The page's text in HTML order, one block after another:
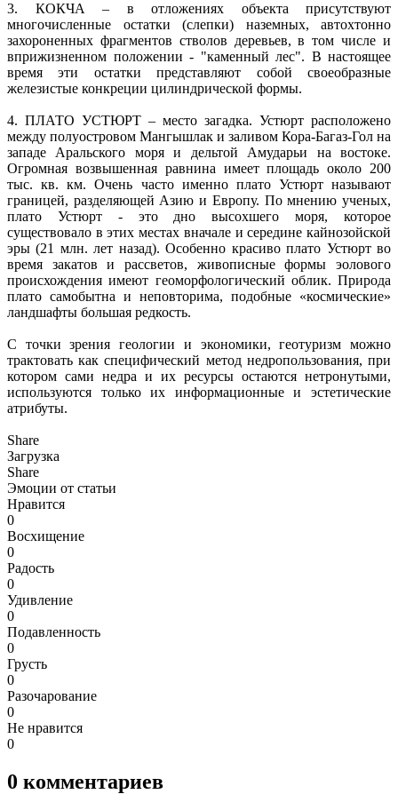
3. КОКЧА – в отложениях объекта присутствуют
многочисленные остатки (слепки) наземных, автохтонно
захороненных фрагментов стволов деревьев, в том числе и
вприжизненном положении - "каменный лес". В настоящее
время эти остатки представляют собой своеобразные
железистые конкреции цилиндрической формы.
4. ПЛАТО УСТЮРТ – место загадка. Устюрт расположено
между полуостровом Мангышлак и заливом Кора-Багаз-Гол на
западе Аральского моря и дельтой Амударьи на востоке.
Огромная возвышенная равнина имеет площадь около 200
тыс. кв. км. Очень часто именно плато Устюрт называют
границей, разделяющей Азию и Европу. По мнению ученых,
плато Устюрт - это дно высохшего моря, которое
существовало в этих местах вначале и середине кайнозойской
эры (21 млн. лет назад). Особенно красиво плато Устюрт во
время закатов и рассветов, живописные формы эолового
происхождения имеют геоморфологический облик. Природа
плато самобытна и неповторима, подобные «космические»
ландшафты большая редкость.
С точки зрения геологии и экономики, геотуризм можно
трактовать как специфический метод недропользования, при
котором сами недра и их ресурсы остаются нетронутыми,
используются только их информационные и эстетические
атрибуты.
Share
Загрузка
Share
Эмоции от статьи
Нравится
0
Восхищение
0
Радость
0
Удивление
0
Подавленность
0
Грусть
0
Разочарование
0
Не нравится
0
0 комментариев